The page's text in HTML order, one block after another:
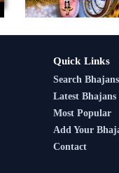
Quick Links
Search Bhajans
Latest Bhajans
Most Popular
Add Your
Contact